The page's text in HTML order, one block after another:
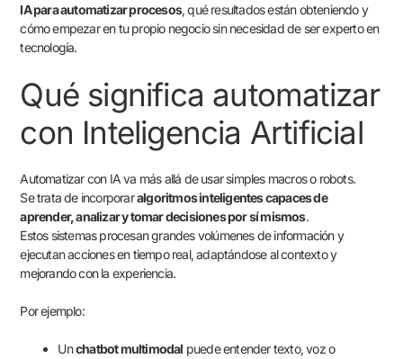
IA para automatizar procesos, qué resultados están obteniendo y
cómo empezar en tu propio negocio sin necesidad de ser experto en
tecnología.
Qué significa automatizar
con Inteligencia Artificial
Automatizar con IA va más allá de usar simples macros o robots.
Se trata de incorporaralgoritmos inteligentes capaces de
aprender, analizar y tomar decisiones por sí mismos.
Estos sistemas procesan grandes volúmenes de información y
ejecutan acciones en tiempo real, adaptándose al contexto y
mejorando con la experiencia.
Por ejemplo:
Unchatbot multimodal puede entender texto, voz o